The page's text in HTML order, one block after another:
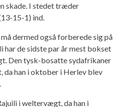
skade. I stedet træder
15-1) ind.
dermed også forberede sig på
har de sidste par år mest bokset
Den tysk-bosatte sydafrikaner
han i oktober i Herlev blev
i weltervægt, da han i